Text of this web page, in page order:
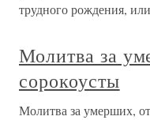
трудного рождения,
Молитва за
сорокоусты
Молитва за умерших,